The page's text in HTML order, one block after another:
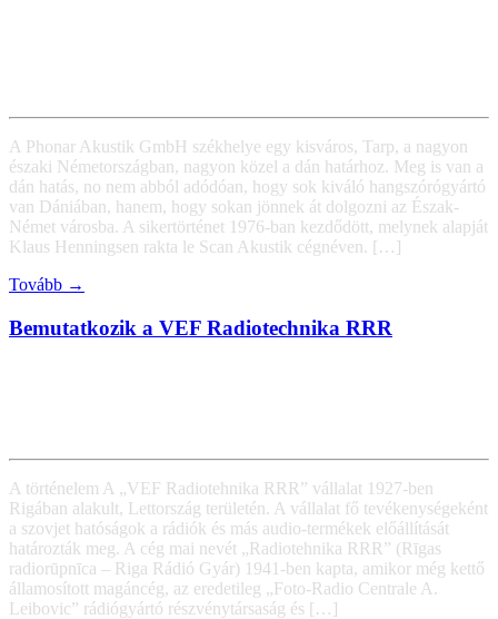
A Phonar Akustik GmbH székhelye egy kisváros, Tarp, a nagyon
északi Németországban, nagyon közel a dán határhoz. Meg is van a
dán hatás, no nem abból adódóan, hogy sok kiváló hangszórógyártó
van Dániában, hanem, hogy sokan jönnek át dolgozni az Észak-
Német városba. A sikertörténet 1976-ban kezdődött, melynek alapját
Klaus Henningsen rakta le Scan Akustik cégnéven. […]
Tovább →
Bemutatkozik a VEF Radiotechnika RRR
A történelem A „VEF Radiotehnika RRR” vállalat 1927-ben
Rigában alakult, Lettország területén. A vállalat fő tevékenységeként
a szovjet hatóságok a rádiók és más audio-termékek előállítását
határozták meg. A cég mai nevét „Radiotehnika RRR” (Rīgas
radiorūpnīca – Riga Rádió Gyár) 1941-ben kapta, amikor még kettő
államosított magáncég, az eredetileg „Foto-Radio Centrale A.
Leibovic” rádiógyártó részvénytársaság és […]